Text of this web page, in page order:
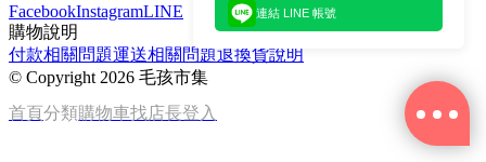
FacebookInstagramLINE
購物說明
付款相關問題運送相關問題退換貨說明
© Copyright 2026 毛孩市集
首頁分類購物車找店長登入
連結 LINE 帳號